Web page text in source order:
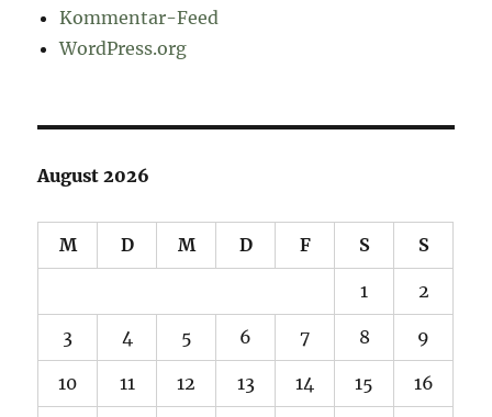
Kommentar-Feed
WordPress.org
August 2026
M D M D F S S
1 2
3 4 5 6 7 8 9
10 11 12 13 14 15 16